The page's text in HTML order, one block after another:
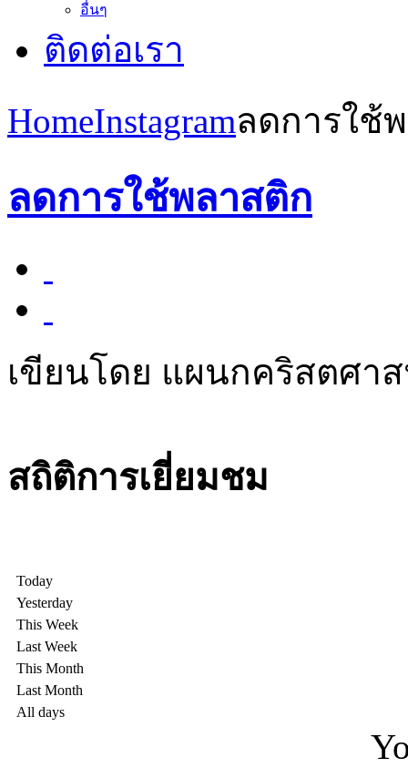
อื่นๆ
ติดต่อเรา
HomeInstagramลดการใช้
ลดการใช้พลาสติก
เขียนโดย แผนกคริสตศา
สถิติการเยี่ยมชม
Today
Yesterday
This Week
Last Week
This Month
Last Month
All days